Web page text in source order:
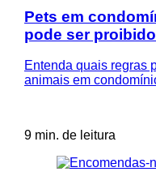
Pets em
pode ser
Entenda quais regras
animais em
9 min. de leitura